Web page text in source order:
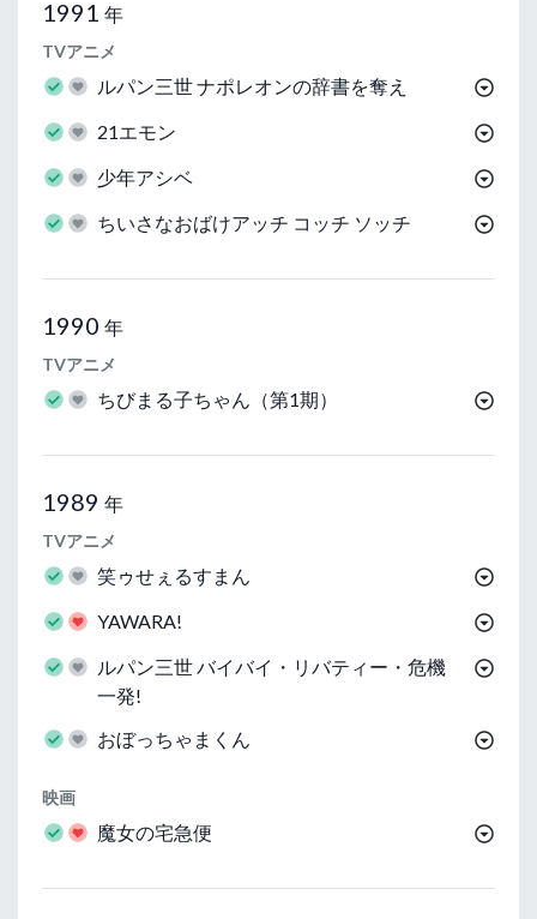
1991 年
TVアニメ
ルパン三世 ナポレオンの辞書を奪え
21エモン
少年アシベ
ちいさなおばけアッチ コッチ ソッチ
1990 年
TVアニメ
ちびまる子ちゃん（第1期）
1989 年
TVアニメ
笑ゥせぇるすまん
YAWARA!
ルパン三世 バイバイ・リバティー・危機
一発!
おぼっちゃまくん
映画
魔女の宅急便